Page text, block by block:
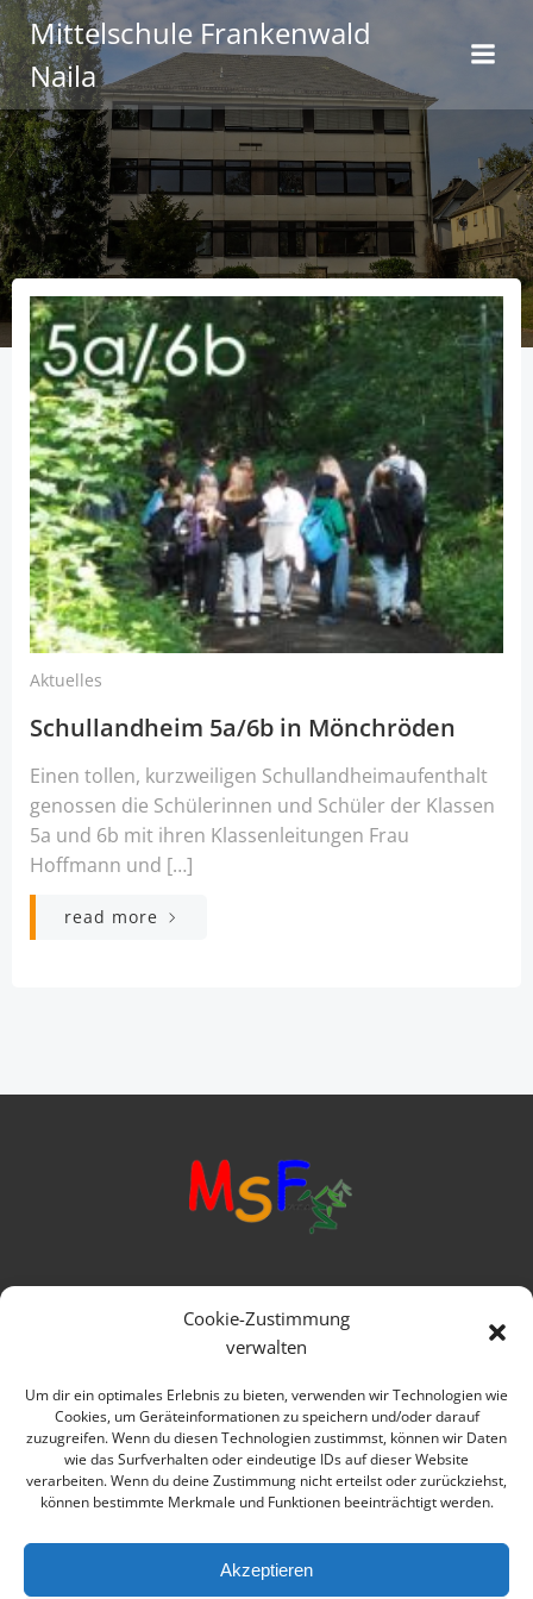
Cookie-Zustimmung
verwalten
Um dir ein optimales Erlebnis zu bieten, verwenden wir Technologien wie
Cookies, um Geräteinformationen zu speichern und/oder darauf
zuzugreifen. Wenn du diesen Technologien zustimmst, können wir Daten
wie das Surfverhalten oder eindeutige IDs auf dieser Website
verarbeiten. Wenn du deine Zustimmung nicht erteilst oder zurückziehst,
können bestimmte Merkmale und Funktionen beeinträchtigt werden.
Akzeptieren
Inhalt
springen
Mittelschule Frankenwald
Naila
Aktuelles
Schullandheim 5a/6b in Mönchröden
Einen tollen, kurzweiligen Schullandheimaufenthalt
genossen die Schülerinnen und Schüler der Klassen
5a und 6b mit ihren Klassenleitungen Frau
Hoffmann und […]
read more
Ringstraße 1
95119 Naila
Telefon: 09282 979080
E-mail: verwaltung@msfrankenwald.de
Impressum Datenschutz